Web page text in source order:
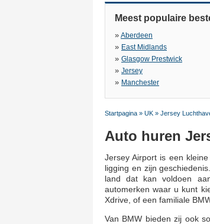
Meest populaire
» Aberdeen
» East Midlands
» Glasgow Prestwick
» Jersey
» Manchester
Startpagina » UK » Jersey
Auto huren
Jersey Airport is een
ligging en zijn
land dat kan voldoen
automerken waar u kunt
Xdrive, of een familiale
Van BMW bieden zij ook